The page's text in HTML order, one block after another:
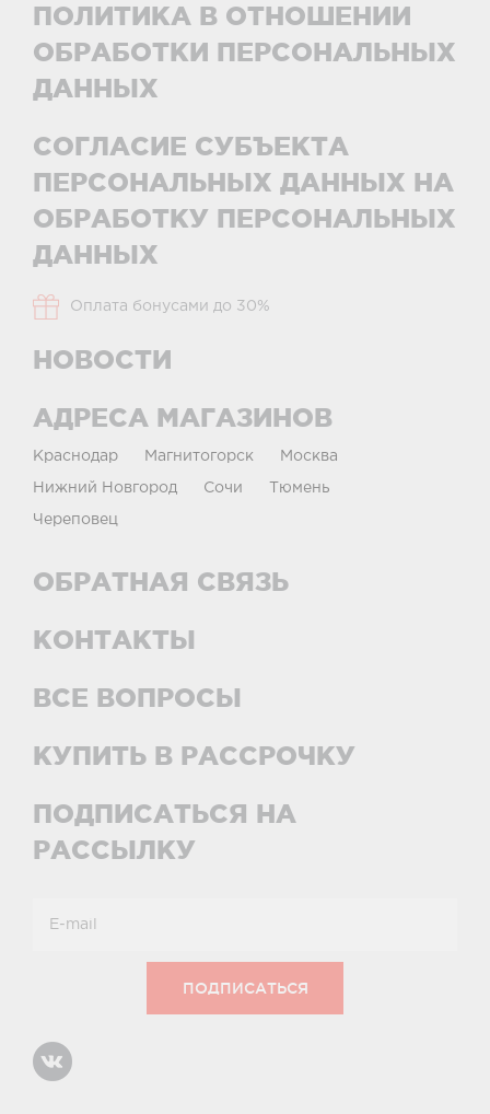
ПОЛИТИКА В ОТНОШЕНИИ
ОБРАБОТКИ ПЕРСОНАЛЬНЫХ
ДАННЫХ
СОГЛАСИЕ СУБЪЕКТА
ПЕРСОНАЛЬНЫХ ДАННЫХ НА
ОБРАБОТКУ ПЕРСОНАЛЬНЫХ
ДАННЫХ
Оплата бонусами до 30%
НОВОСТИ
АДРЕСА МАГАЗИНОВ
Краснодар Магнитогорск Москва
Нижний Новгород Сочи Тюмень
Череповец
ОБРАТНАЯ СВЯЗЬ
КОНТАКТЫ
ВСЕ ВОПРОСЫ
КУПИТЬ В РАССРОЧКУ
ПОДПИСАТЬСЯ НА
РАССЫЛКУ